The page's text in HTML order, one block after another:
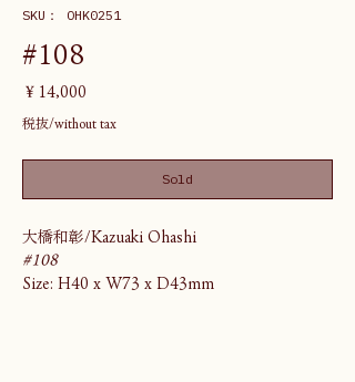
SKU： OHK0251
#108
￥14,000
税抜/without tax
Sold
大橋和彰/Kazuaki Ohashi
#108
Size: H40 x W73 x D43mm